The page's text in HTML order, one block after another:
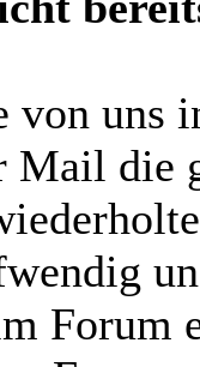
von uns
Mail die
Forum